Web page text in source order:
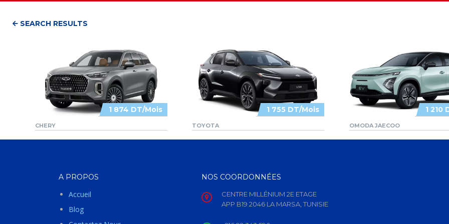
SEARCH RESULTS
1 874 DT/Mois
CHERY
1 755 DT/Mois
TOYOTA
1 210
OMODA JAECOO
A PROPOS
Accueil
Blog
NOS COORDONNÉES
CENTRE MILLÉNIUM 2E ETAGE
APP B19 2046 LA MARSA, TUNISIE